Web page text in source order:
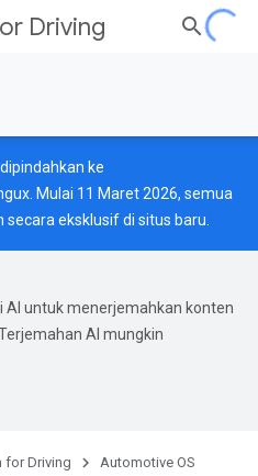
Driving
ke
. Mulai 11 Maret 2026, semua
eksklusif di situs baru.
AI untuk menerjemahkan konten
AI mungkin
for Driving
Automotive OS